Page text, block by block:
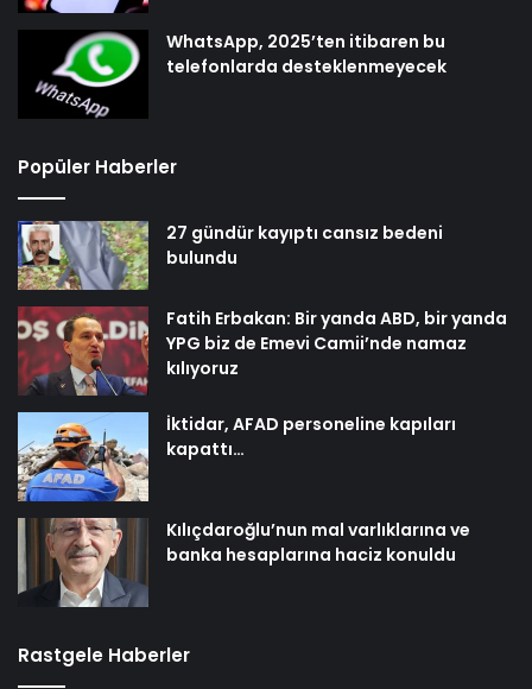
WhatsApp, 2025’ten itibaren bu
telefonlarda desteklenmeyecek
Popüler Haberler
27 gündür kayıptı cansız bedeni
bulundu
Fatih Erbakan: Bir yanda ABD, bir yanda
YPG biz de Emevi Camii’nde namaz
kılıyoruz
İktidar, AFAD personeline kapıları
kapattı…
Kılıçdaroğlu’nun mal varlıklarına ve
banka hesaplarına haciz konuldu
Rastgele Haberler